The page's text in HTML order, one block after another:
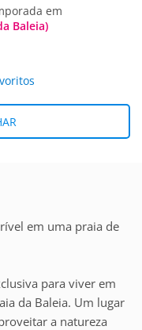
em
Baleia)
em uma praia de
para viver em
da Baleia. Um lugar
a natureza